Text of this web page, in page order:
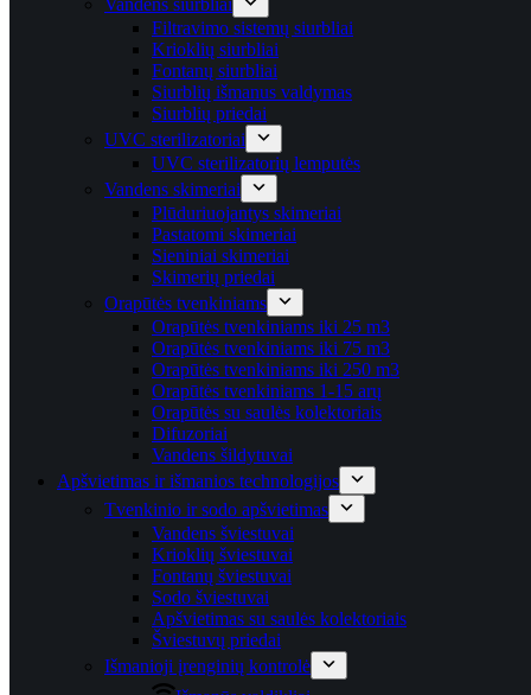
Vandens siurbliai
Filtravimo sistemų siurbliai
Krioklių siurbliai
Fontanų siurbliai
Siurblių išmanus valdymas
Siurblių priedai
UVC sterilizatoriai
UVC sterilizatorių lemputės
Vandens skimeriai
Plūduriuojantys skimeriai
Pastatomi skimeriai
Sieniniai skimeriai
Skimerių priedai
Orapūtės tvenkiniams
Orapūtės tvenkiniams iki 25 m3
Orapūtės tvenkiniams iki 75 m3
Orapūtės tvenkiniams iki 250 m3
Orapūtės tvenkiniams 1-15 arų
Orapūtės su saulės kolektoriais
Difuzoriai
Vandens šildytuvai
Apšvietimas ir išmanios technologijos
Tvenkinio ir sodo apšvietimas
Vandens šviestuvai
Krioklių šviestuvai
Fontanų šviestuvai
Sodo šviestuvai
Apšvietimas su saulės kolektoriais
Šviestuvų priedai
Išmanioji įrenginių kontrolė